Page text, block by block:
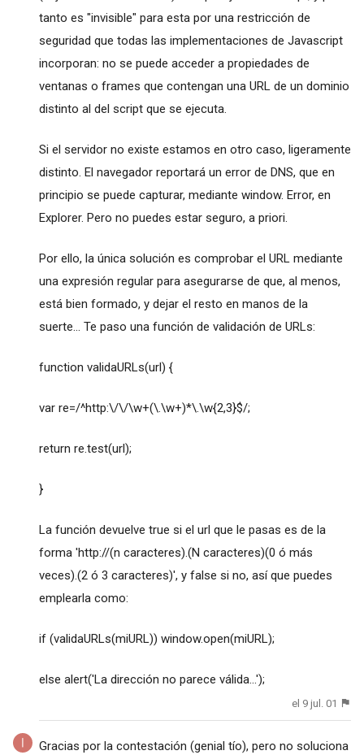
tanto es "invisible" para esta por una restricción de
seguridad que todas las implementaciones de Javascript
incorporan: no se puede acceder a propiedades de
ventanas o frames que contengan una URL de un dominio
distinto al del script que se ejecuta.
Si el servidor no existe estamos en otro caso, ligeramente
distinto. El navegador reportará un error de DNS, que en
principio se puede capturar, mediante window. Error, en
Explorer. Pero no puedes estar seguro, a priori.
Por ello, la única solución es comprobar el URL mediante
una expresión regular para asegurarse de que, al menos,
está bien formado, y dejar el resto en manos de la
suerte... Te paso una función de validación de URLs:
function validaURLs(url) {
var re=/^http:\/\/\w+(\.\w+)*\.\w{2,3}$/;
return re.test(url);
}
La función devuelve true si el url que le pasas es de la
forma 'http://(n caracteres).(N caracteres)(0 ó más
veces).(2 ó 3 caracteres)', y false si no, así que puedes
emplearla como:
if (validaURLs(miURL)) window.open(miURL);
else alert('La dirección no parece válida...');
el 9 jul. 01
Gracias por la contestación (genial tío), pero no soluciona